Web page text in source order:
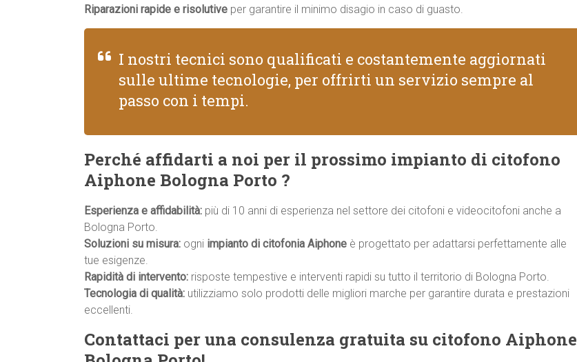
Riparazioni rapide e risolutive per garantire il minimo disagio in caso di guasto.
I nostri tecnici sono qualificati e costantemente aggiornati
sulle ultime tecnologie, per offrirti un servizio sempre al
passo con i tempi.
Perché affidarti a noi per il prossimo impianto di citofono
Aiphone Bologna Porto ?
Esperienza e affidabilità: più di 10 anni di esperienza nel settore dei citofoni e videocitofoni anche a
Bologna Porto.
Soluzioni su misura: ogni impianto di citofonia Aiphone è progettato per adattarsi perfettamente alle
tue esigenze.
Rapidità di intervento: risposte tempestive e interventi rapidi su tutto il territorio di Bologna Porto.
Tecnologia di qualità: utilizziamo solo prodotti delle migliori marche per garantire durata e prestazioni
eccellenti.
Contattaci per una consulenza gratuita su citofono Aiphone